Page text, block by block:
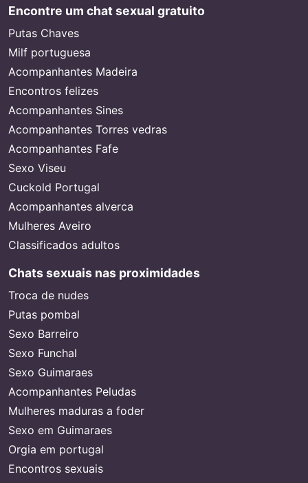
Encontre um chat sexual gratuito
Putas Chaves
Milf portuguesa
Acompanhantes Madeira
Encontros felizes
Acompanhantes Sines
Acompanhantes Torres vedras
Acompanhantes Fafe
Sexo Viseu
Cuckold Portugal
Acompanhantes alverca
Mulheres Aveiro
Classificados adultos
Chats sexuais nas proximidades
Troca de nudes
Putas pombal
Sexo Barreiro
Sexo Funchal
Sexo Guimaraes
Acompanhantes Peludas
Mulheres maduras a foder
Sexo em Guimaraes
Orgia em portugal
Encontros sexuais